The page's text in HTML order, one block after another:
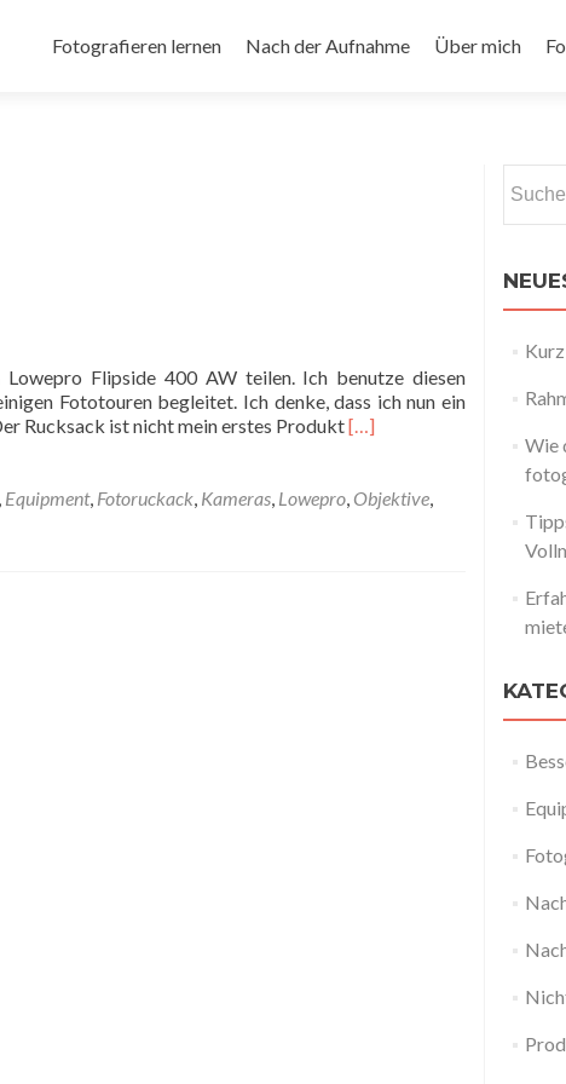
Inhalt
Fotografieren lernen Nach der Aufnahme Über mich
Flipside 400 AW teilen. Ich benutze diesen
Fototouren begleitet. Ich denke, dass ich nun ein
Rucksack ist nicht mein erstes ProduktRead
Lowepro
[…]
Equipment, Fotoruckack, Kameras, Lowepro, Objektive,
nach:
Wie